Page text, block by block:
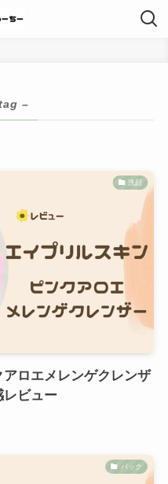
–
洗顔
アロエメレンゲクレンザ
レビュー
パック